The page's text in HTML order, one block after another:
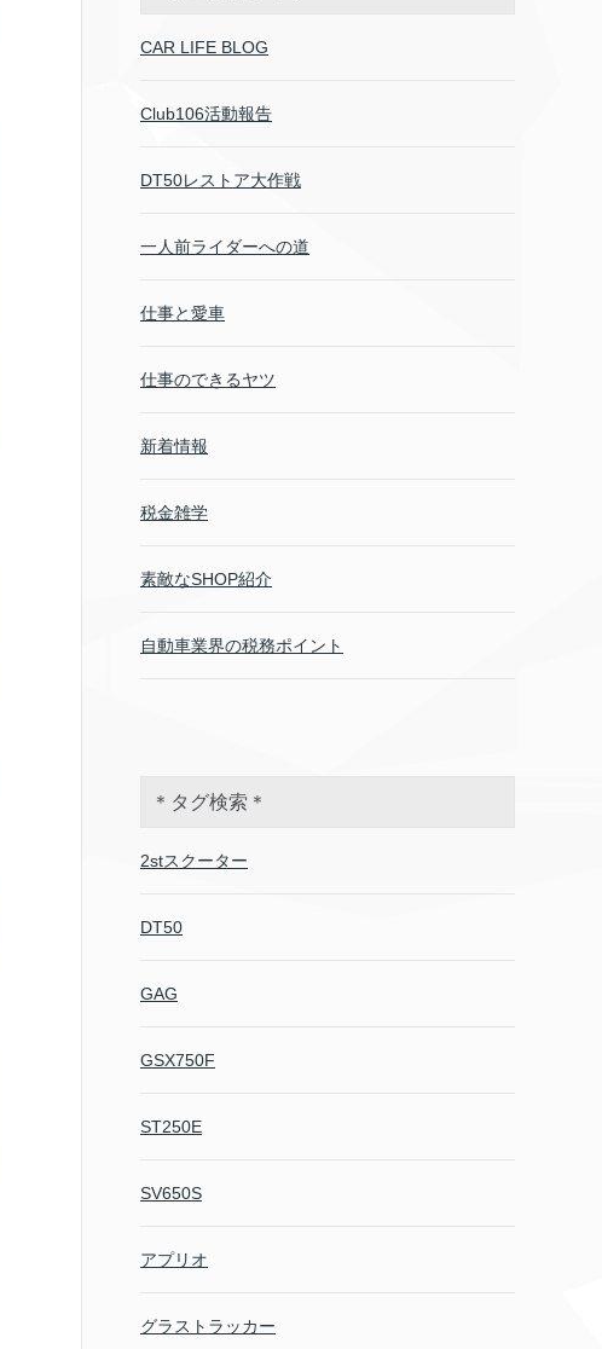
CAR LIFE BLOG
Club106活動報告
DT50レストア大作戦
一人前ライダーへの道
仕事と愛車
仕事のできるヤツ
新着情報
税金雑学
素敵なSHOP紹介
自動車業界の税務ポイント
＊タグ検索＊
2stスクーター
DT50
GAG
GSX750F
ST250E
SV650S
アプリオ
グラストラッカー